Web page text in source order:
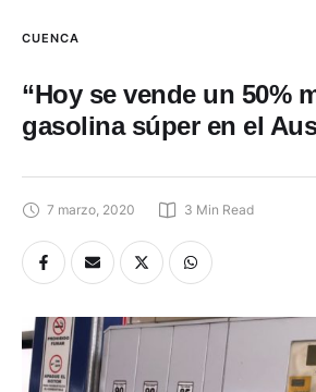
CUENCA
“Hoy se vende un 50%
gasolina súper en el
7 marzo, 2020 3 Min Read